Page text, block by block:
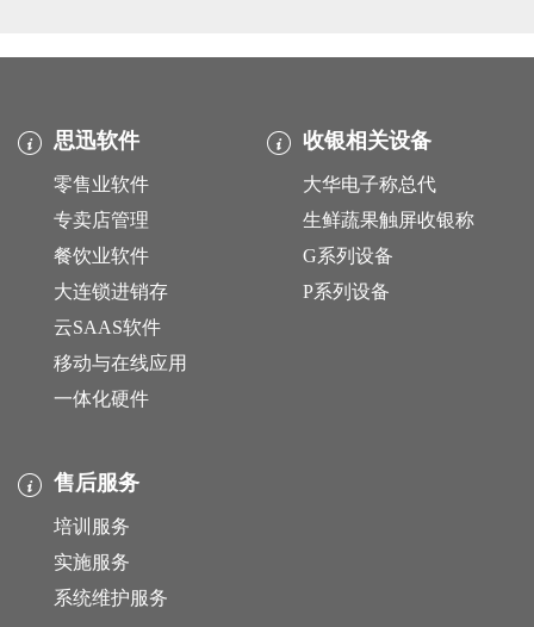
思迅软件
零售业软件
专卖店管理
餐饮业软件
大连锁进销存
云SAAS软件
移动与在线应用
一体化硬件
收银相关设备
大华电子称总代
生鲜蔬果触屏收银称
G系列设备
P系列设备
售后服务
培训服务
实施服务
系统维护服务